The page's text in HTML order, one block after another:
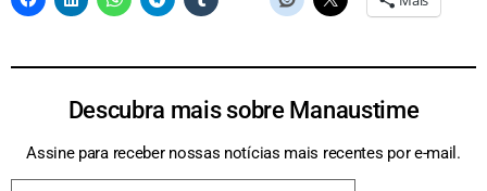
Descubra mais sobre Manaustime
Assine para receber nossas notícias mais recentes por e-mail.